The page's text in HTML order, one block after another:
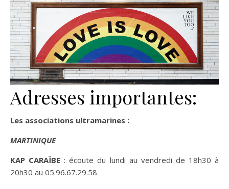
Adresses importantes:
Les associations ultramarines :
MARTINIQUE
KAP CARAÏBE : écoute du lundi au vendredi de 18h30 à
20h30 au 05.96.67.29.58